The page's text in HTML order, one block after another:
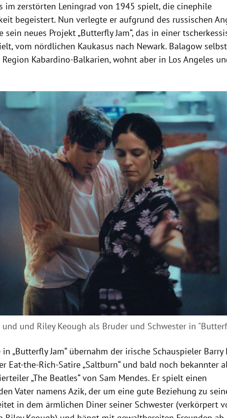
im zerstörten Leningrad von 1945 spielt, die cinephile
begeistert. Nun verlegte er aufgrund des russischen
sein neues Projekt „Butterfly Jam“, das in einer
vom nördlichen Kaukasus nach Newark. Balagow
Kabardino-Balkarien, wohnt aber in Los Angeles
öffnen/schließen
und und Riley Keough als Bruder und Schwester in
„Butterfly Jam“ übernahm der irische Schauspieler Barry
Eat-the-Rich-Satire „Saltburn“ und bald noch bekannter
„The Beatles“ von Sam Mendes. Er spielt einen
Vater namens Azik, der um eine gute Beziehung zu
in dem ärmlichen Diner seiner Schwester (verkörpert